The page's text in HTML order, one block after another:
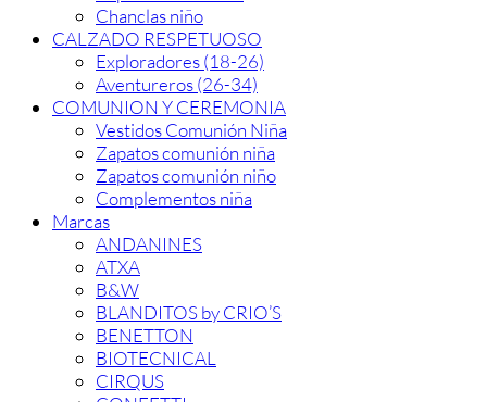
Chanclas niño
CALZADO RESPETUOSO
Exploradores (18-26)
Aventureros (26-34)
COMUNION Y CEREMONIA
Vestidos Comunión Niña
Zapatos comunión niña
Zapatos comunión niño
Complementos niña
Marcas
ANDANINES
ATXA
B&W
BLANDITOS by CRIO’S
BENETTON
BIOTECNICAL
CIRQUS